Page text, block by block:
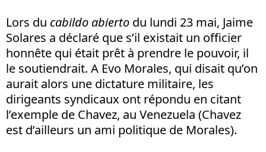
Lors du cabildo abierto du lundi 23 mai, Jaime
Solares a déclaré que s’il existait un officier
honnête qui était prêt à prendre le pouvoir, il
le soutiendrait. A Evo Morales, qui disait qu’on
aurait alors une dictature militaire, les
dirigeants syndicaux ont répondu en citant
l’exemple de Chavez, au Venezuela (Chavez
est d’ailleurs un ami politique de Morales).